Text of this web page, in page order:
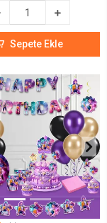
Sepete Ekle